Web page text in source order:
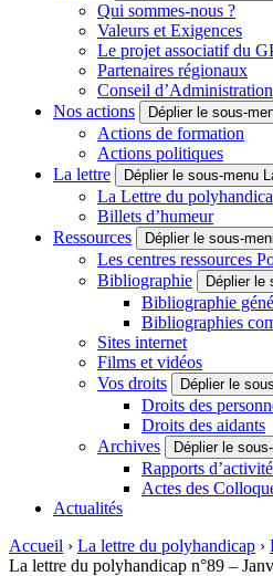
Qui sommes-nous ?
Valeurs et Exigences
Le projet associatif du
Partenaires régionaux
Conseil d’Administration
Nos actions
Déplier le sous-
Actions de formation
Actions politiques
La lettre
Déplier le sous-menu
La Lettre du
Billets d’humeur
Ressources
Déplier le sous-
Les centres ressources
Bibliographie
Déplier le
Bibliographie
Bibliographies
Sites internet
Films et vidéos
Vos droits
Déplier le
Droits des
Droits des aidants
Archives
Déplier le
Rapports
Actes des
Actualités
Accueil › La lettre du polyhandicap ›
La lettre du polyhandicap n°89 –